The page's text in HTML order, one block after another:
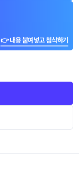
👉 내용 붙여넣고 첨삭하기